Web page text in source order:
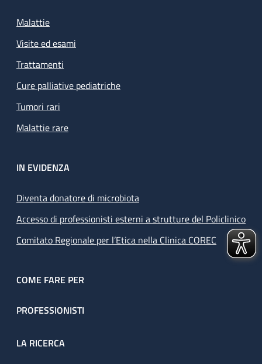
Malattie
Visite ed esami
Trattamenti
Cure palliative pediatriche
Tumori rari
Malattie rare
IN EVIDENZA
Diventa donatore di microbiota
Accesso di professionisti esterni a strutture del Policlinico
Comitato Regionale per l’Etica nella Clinica COREC
COME FARE PER
PROFESSIONISTI
LA RICERCA